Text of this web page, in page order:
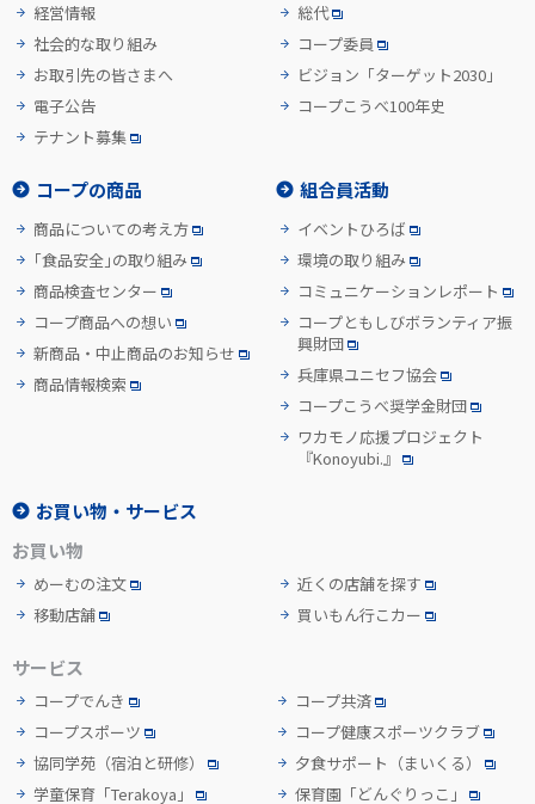
経営情報
社会的な取り組み
お取引先の皆さまへ
電子公告
テナント募集
総代
コープ委員
ビジョン「ターゲット2030」
コープこうべ100年史
コープの商品
商品についての考え方
「食品安全」の取り組み
商品検査センター
コープ商品への想い
新商品・中止商品のお知らせ
商品情報検索
組合員活動
イベントひろば
環境の取り組み
コミュニケーションレポート
コープともしびボランティア振
興財団
兵庫県ユニセフ協会
コープこうべ奨学金財団
ワカモノ応援プロジェクト
『Konoyubi.』
お買い物・サービス
お買い物
めーむの注文
移動店舗
近くの店舗を探す
買いもん行こカー
サービス
コープでんき
コープ共済
コープスポーツ
コープ健康スポーツクラブ
協同学苑 （宿泊と研修） 夕食サポート （まいくる）
学童保育「Terakoya」
保育園「どんぐりっこ」